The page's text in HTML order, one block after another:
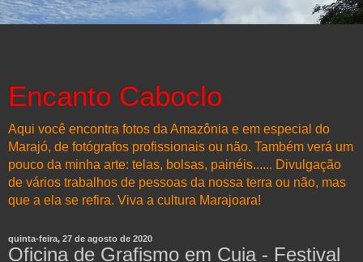
Encanto Caboclo
Aqui você encontra fotos da Amazônia e em especial do
Marajó, de fotógrafos profissionais ou não. Também verá um
pouco da minha arte: telas, bolsas, painéis...... Divulgação
de vários trabalhos de pessoas da nossa terra ou não, mas
que a ela se refira. Viva a cultura Marajoara!
quinta-feira, 27 de agosto de 2020
Oficina de Grafismo em Cuia - Festival